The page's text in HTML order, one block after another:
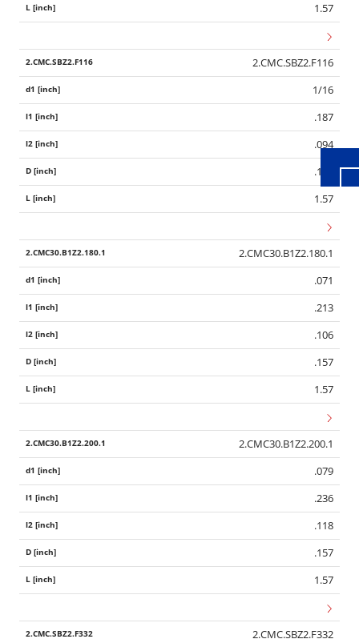
1.57
2.CMC.SBZ2.F116
1/16
.187
.094
.157
1.57
2.CMC30.B1Z2.180.1
.071
.213
.106
.157
1.57
2.CMC30.B1Z2.200.1
.079
.236
.118
.157
1.57
2.CMC.SBZ2.F332